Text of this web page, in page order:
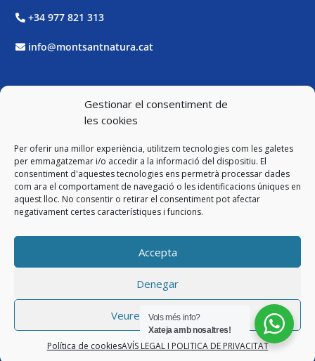
Gestionar el consentiment de
les cookies
Per oferir una millor experiència, utilitzem tecnologies com les galetes
per emmagatzemar i/o accedir a la informació del dispositiu. El
consentiment d'aquestes tecnologies ens permetrà processar dades
com ara el comportament de navegació o les identificacions úniques en
aquest lloc. No consentir o retirar el consentiment pot afectar
negativament certes característiques i funcions.
Accepta
Denegar
Veure preferències
Política de cookiesAVÍS LEGAL I POLÍTICA DE PRIVACITAT
+34 977 821 313
info@montsantnatura.cat
Facebook
Twitter
Instagram
Legal
Avís Legal i Política de Privacitat
Vols més info?
Xateja amb nosaltres!